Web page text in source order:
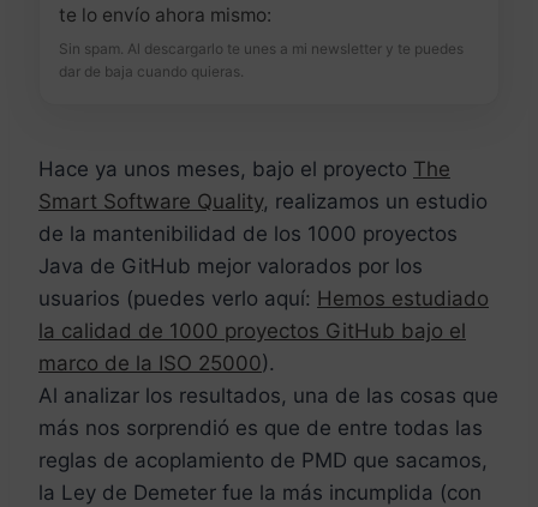
te lo envío ahora mismo:
Sin spam. Al descargarlo te unes a mi newsletter y te puedes
dar de baja cuando quieras.
Hace ya unos meses, bajo el proyecto The
Smart Software Quality, realizamos un estudio
de la mantenibilidad de los 1000 proyectos
Java de GitHub mejor valorados por los
usuarios (puedes verlo aquí: Hemos estudiado
la calidad de 1000 proyectos GitHub bajo el
marco de la ISO 25000).
Al analizar los resultados, una de las cosas que
más nos sorprendió es que de entre todas las
reglas de acoplamiento de PMD que sacamos,
la Ley de Demeter fue la más incumplida (con